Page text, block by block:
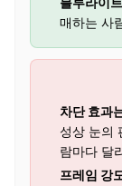
매하는 사
차단 효과
성상 눈의
람마다 달
프레임 강